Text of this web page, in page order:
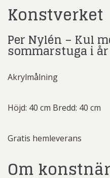
Konstverket
Per Nylén – Kul
sommarstuga i år
Akrylmålning
Höjd: 40 cm Bredd: 40 cm
Gratis hemleverans
Om